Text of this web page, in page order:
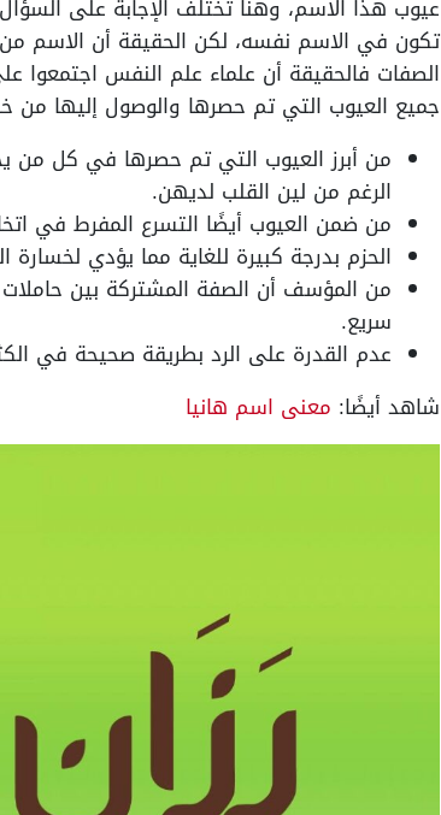
عيوب هذا الاسم، وهنا تختلف الإجابة على
تكون في الاسم نفسه، لكن الحقيقة أن الاسم
الصفات فالحقيقة أن علماء علم النفس
جميع العيوب التي تم حصرها والوصول إليها من
من أبرز العيوب التي تم حصرها في كل
الرغم من لين القلب لديهن.
من ضمن العيوب أيضًا التسرع المفرط في
الحزم بدرجة كبيرة للغاية مما يؤدي لخسارة
من المؤسف أن الصفة المشتركة بين
سريع.
عدم القدرة على الرد بطريقة صحيحة في
شاهد أيضًا: معنى اسم هانيا